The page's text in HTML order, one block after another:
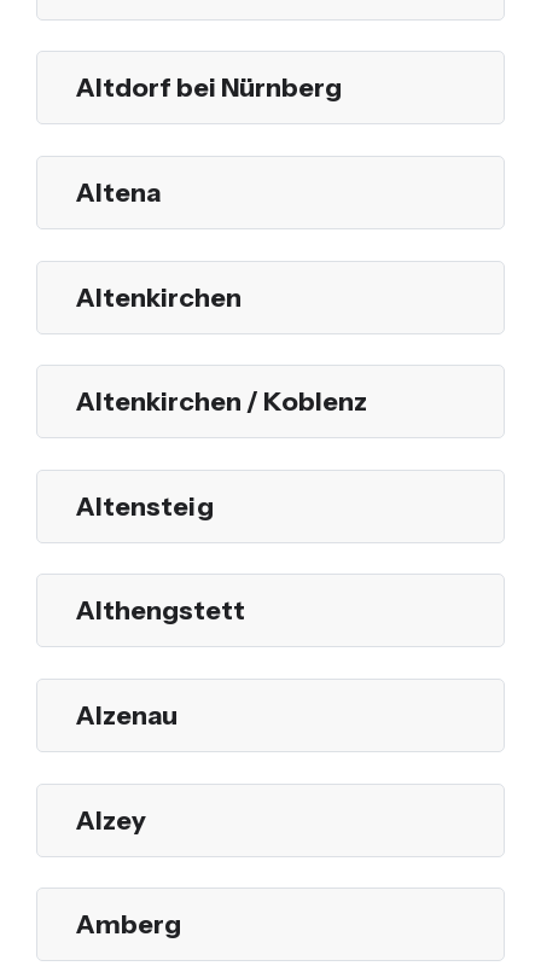
Altdorf bei Nürnberg
Altena
Altenkirchen
Altenkirchen / Koblenz
Altensteig
Althengstett
Alzenau
Alzey
Amberg